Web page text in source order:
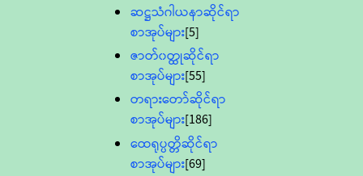
ဆဋ္ဌသံဂါယနာဆိုင်ရာ
စာအုပ်များ[5]
ဇာတ်၀တ္ထုဆိုင်ရာ
စာအုပ်များ[55]
တရားတော်ဆိုင်ရာ
စာအုပ်များ[186]
ထေရုပ္ပတ္တိဆိုင်ရာ
စာအုပ်များ[69]